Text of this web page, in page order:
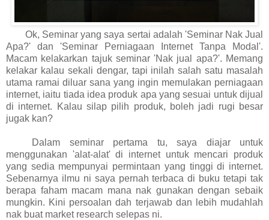
Ok, Seminar yang saya sertai adalah 'Seminar Nak Jual
Apa?' dan 'Seminar Perniagaan Internet Tanpa Modal'.
Macam kelakarkan tajuk seminar 'Nak jual apa?'. Memang
kelakar kalau sekali dengar, tapi inilah salah satu masalah
utama ramai diluar sana yang ingin memulakan perniagaan
internet, iaitu tiada idea produk apa yang sesuai untuk dijual
di internet. Kalau silap pilih produk, boleh jadi rugi besar
jugak kan?
Dalam seminar pertama tu, saya diajar untuk
menggunakan 'alat-alat' di internet untuk mencari produk
yang sedia mempunyai permintaan yang tinggi di internet.
Sebenarnya ilmu ni saya pernah terbaca di buku tetapi tak
berapa faham macam mana nak gunakan dengan sebaik
mungkin. Kini persoalan dah terjawab dan lebih mudahlah
nak buat market research selepas ni.